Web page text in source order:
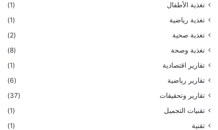
تغذية الأطفال
(1)
تغذية رياضية
(1)
تغذية صحية
(2)
تغذية وصحة
(8)
تقارير اقتصادية
(1)
تقارير رياضية
(6)
تقارير وتحقيقات
(37)
تقنيات التجميل
(1)
تقنية
(1)